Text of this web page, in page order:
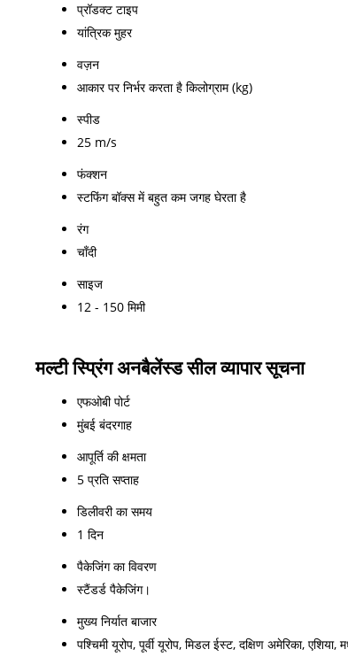
प्रॉडक्ट टाइप
यांत्रिक मुहर
वज़न
आकार पर निर्भर करता है किलोग्राम (kg)
स्पीड
25 m/s
फंक्शन
स्टफिंग बॉक्स में बहुत कम जगह घेरता है
रंग
चाँदी
साइज
12 - 150 मिमी
मल्टी स्प्रिंग अनबैलेंस्ड सील व्यापार सूचना
एफओबी पोर्ट
मुंबई बंदरगाह
आपूर्ति की क्षमता
5 प्रति सप्ताह
डिलीवरी का समय
1 दिन
पैकेजिंग का विवरण
स्टैंडर्ड पैकेजिंग।
मुख्य निर्यात बाजार
पश्चिमी यूरोप, पूर्वी यूरोप, मिडल ईस्ट, दक्षिण अमेरिका,